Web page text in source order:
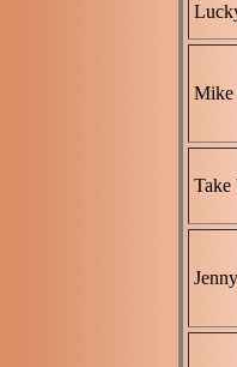
Mike
Take